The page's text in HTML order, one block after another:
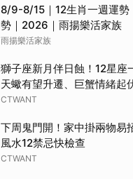
8/9-8/15｜12生肖一週運勢
勢｜2026｜雨揚樂活家族
雨揚樂活家族
獅子座新月伴日蝕！12星
天蠍有望升遷、巨蟹情緒起
CTWANT
下周鬼門開！家中掛兩物
風水12禁忌快檢查
CTWANT